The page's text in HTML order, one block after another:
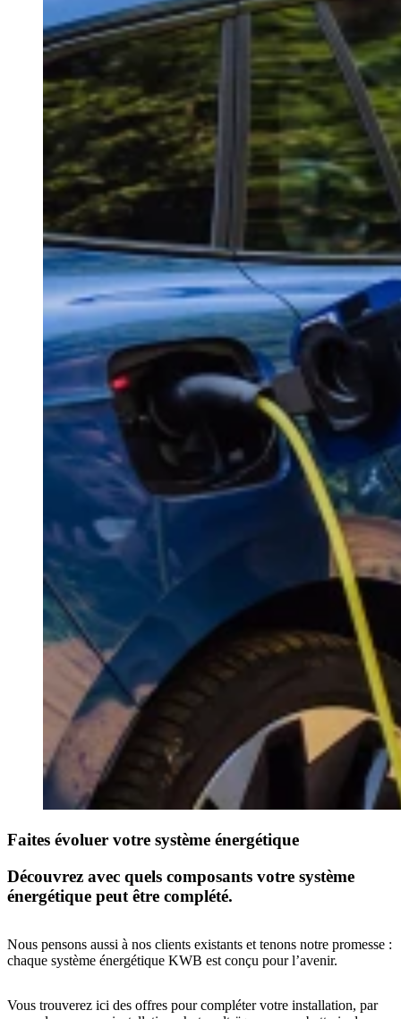
Faites évoluer votre système énergétique
Découvrez avec quels composants votre système
énergétique peut être complété.
Nous pensons aussi à nos clients existants et tenons notre promesse :
chaque système énergétique KWB est conçu pour l’avenir.
Vous trouverez ici des offres pour compléter votre installation, par